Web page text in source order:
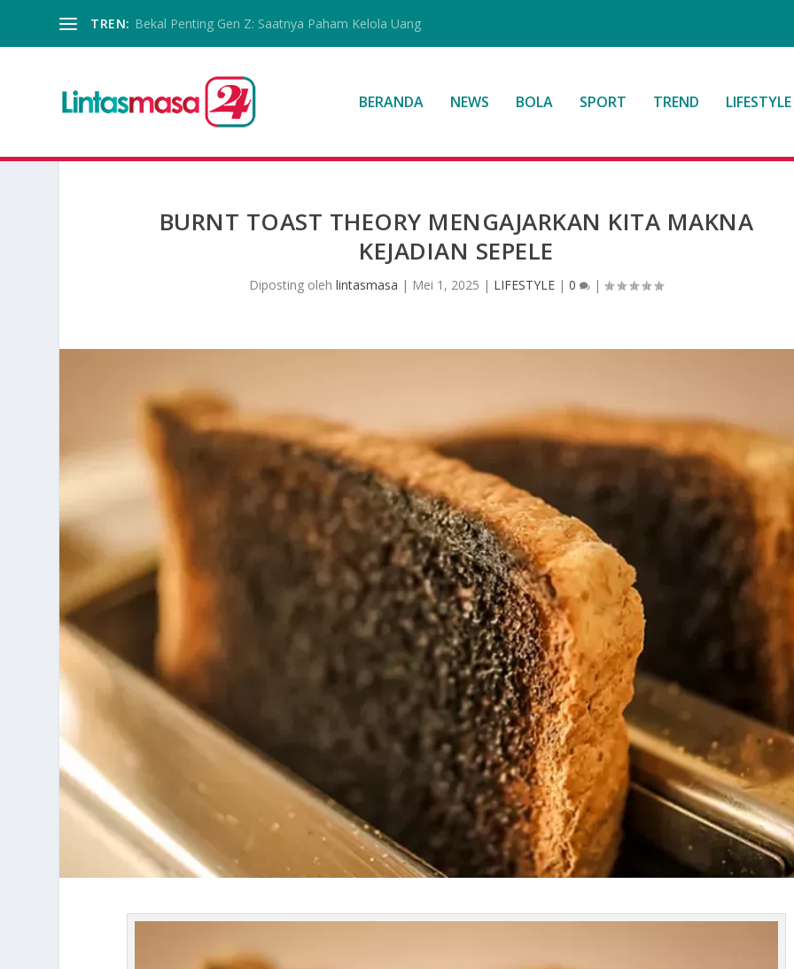
TREN: Bekal Penting Gen Z: Saatnya Paham Kelola Uang
BERANDA NEWS BOLA SPORT TREND LIFESTYLE
BURNT TOAST THEORY MENGAJARKAN KITA MAKNA
KEJADIAN SEPELE
Diposting olehlintasmasa | Mei 1, 2025 | LIFESTYLE |0 |